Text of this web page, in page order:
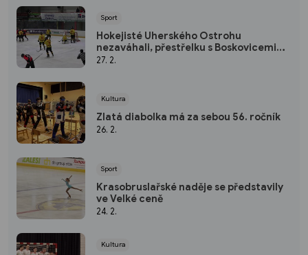
Sport
Hokejisté Uherského Ostrohu
nezaváhali, přestřelku s Boskovicemi
vyhráli 8:6
27. 2.
Kultura
Zlatá diabolka má za sebou 56. ročník
26. 2.
Sport
Krasobruslařské naděje se představily
ve Velké ceně
24. 2.
Kultura